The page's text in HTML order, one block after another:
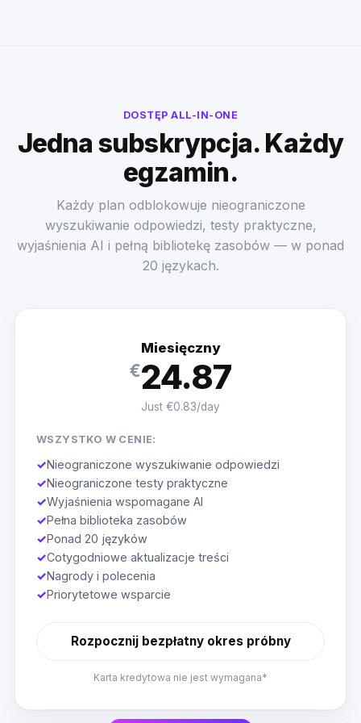
DOSTĘP ALL-IN-ONE
Jedna subskrypcja. Każdy
egzamin.
Każdy plan odblokowuje nieograniczone
wyszukiwanie odpowiedzi, testy praktyczne,
wyjaśnienia AI i pełną bibliotekę zasobów — w ponad
20 językach.
Miesięczny
€24.87
Just €0.83/day
WSZYSTKO W CENIE:
✓Nieograniczone wyszukiwanie odpowiedzi
✓Nieograniczone testy praktyczne
✓Wyjaśnienia wspomagane AI
✓Pełna biblioteka zasobów
✓Ponad 20 języków
✓Cotygodniowe aktualizacje treści
✓Nagrody i polecenia
✓Priorytetowe wsparcie
Rozpocznij bezpłatny okres próbny
Karta kredytowa nie jest wymagana*